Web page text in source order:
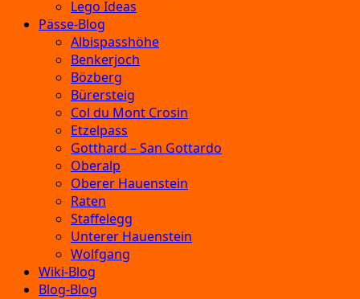
Lego Ideas
Pässe-Blog
Albispasshöhe
Benkerjoch
Bözberg
Bürersteig
Col du Mont Crosin
Etzelpass
Gotthard – San Gottardo
Oberalp
Oberer Hauenstein
Raten
Staffelegg
Unterer Hauenstein
Wolfgang
Wiki-Blog
Blog-Blog